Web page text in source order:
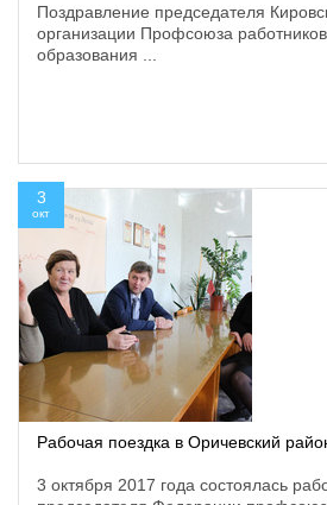
Поздравление председателя
организации Профсоюза
образования ...
3
окт
Рабочая поездка в Оричевский
3 октября 2017 года состоялась